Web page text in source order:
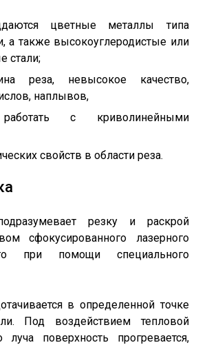
цветные металлы типа
а также высокоуглеродистые или
стали;
реза, невысокое качество,
наплывов,
с криволинейными
свойств в области реза.
резку и раскрой
сфокусированного лазерного
при помощи специального
в определенной точке
Под воздействием тепловой
луча поверхность прогревается,